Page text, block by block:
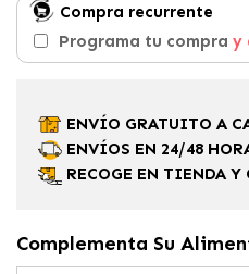
Compra recurrente
Programa tu compra y
ENVÍO GRATUITO A
ENVÍOS EN 24/48
RECOGE EN TIENDA Y
Complementa Su